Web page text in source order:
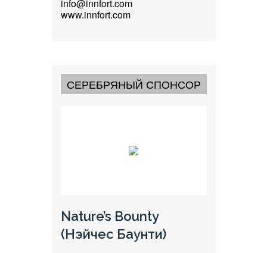
info@innfort.com
www.innfort.com
СЕРЕБРЯНЫЙ СПОНСОР
Nature’s Bounty
(Нэйчес Баунти)